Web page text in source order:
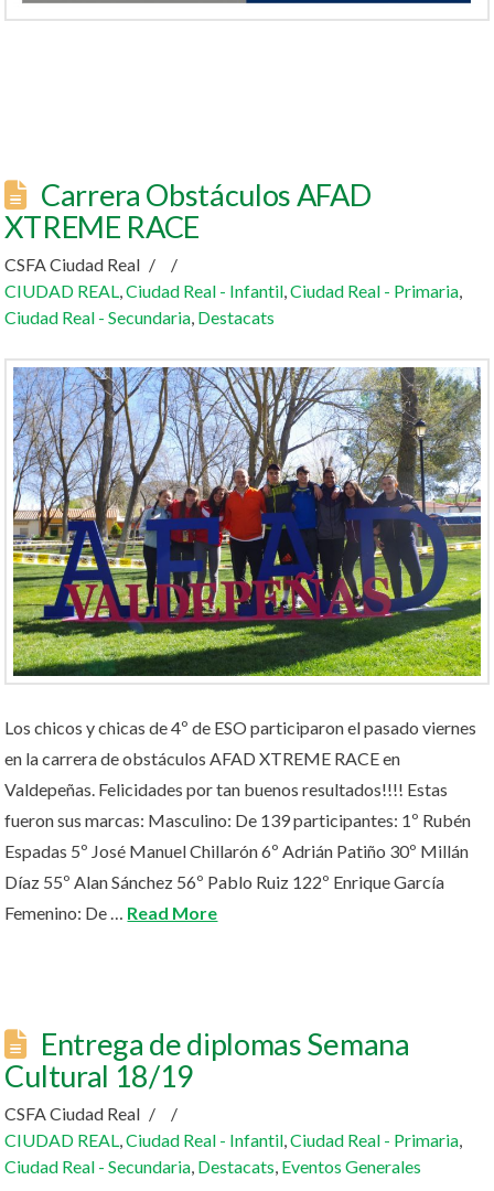
Carrera Obstáculos AFAD
XTREME RACE
CSFA Ciudad Real
CIUDAD REAL,Ciudad Real - Infantil,Ciudad Real - Primaria,
Ciudad Real - Secundaria, Destacats
Los chicos y chicas de 4º de ESO participaron el pasado viernes
en la carrera de obstáculos AFAD XTREME RACE en
Valdepeñas. Felicidades por tan buenos resultados!!!! Estas
fueron sus marcas: Masculino: De 139 participantes: 1º Rubén
Espadas 5º José Manuel Chillarón 6º Adrián Patiño 30º Millán
Díaz 55º Alan Sánchez 56º Pablo Ruiz 122º Enrique García
Femenino: De … Read More
Entrega de diplomas Semana
Cultural 18/19
CSFA Ciudad Real
CIUDAD REAL,Ciudad Real - Infantil,Ciudad Real - Primaria,
Ciudad Real - Secundaria, Destacats, Eventos Generales